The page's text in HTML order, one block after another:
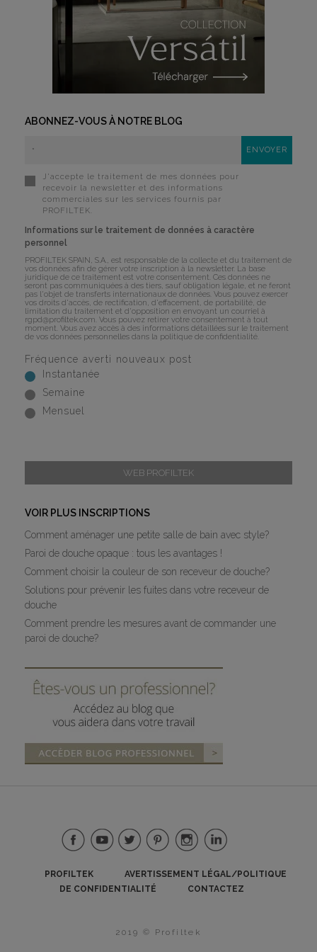
ABONNEZ-VOUS À NOTRE BLOG
J'accepte le traitement de mes données pour
recevoir la newsletter et des informations
commerciales sur les services fournis par
PROFILTEK.
Informations sur le traitement de données à caractère
personnel
PROFILTEK SPAIN, S.A., est responsable de la collecte et du traitement de
vos données afin de gérer votre inscription à la newsletter. La base
juridique de ce traitement est votre consentement. Ces données ne
seront pas communiquées à des tiers, sauf obligation légale, et ne feront
pas l'objet de transferts internationaux de données. Vous pouvez exercer
vos droits d'accès, de rectification, d'effacement, de portabilité, de
limitation du traitement et d'opposition en envoyant un courriel à
rgpd@profiltek.com . Vous pouvez retirer votre consentement à tout
moment. Vous avez accès à des informations détaillées sur le traitement
de vos données personnelles dans la politique de confidentialité
Fréquence averti nouveaux post
Instantanée
Semaine
Mensuel
WEB PROFILTEK
VOIR PLUS INSCRIPTIONS
Comment aménager une petite salle de bain avec style?
Paroi de douche opaque : tous les avantages !
Comment choisir la couleur de son receveur de douche?
Solutions pour prévenir les fuites dans votre receveur de
douche
Comment prendre les mesures avant de commander une
paroi de douche?
PROFILTEK
AVERTISSEMENT LÉGAL/POLITIQUE
DE CONFIDENTIALITÉ
CONTACTEZ
2019 © Profiltek